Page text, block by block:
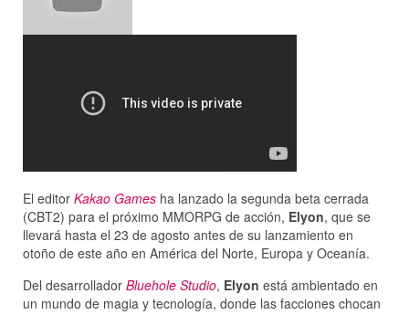
El editor Kakao Games ha lanzado la segunda beta cerrada
(CBT2) para el próximo MMORPG de acción, Elyon, que se
llevará hasta el 23 de agosto antes de su lanzamiento en
otoño de este año en América del Norte, Europa y Oceanía.
Del desarrollador Bluehole Studio, Elyon está ambientado en
un mundo de magia y tecnología, donde las facciones chocan